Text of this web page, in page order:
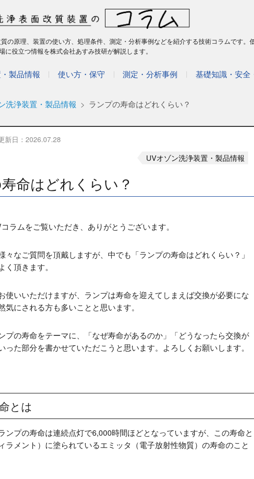
の原理、装置の使い方、処理条件、測定・分析事例などを紹介する技術コラムです
に役立つ情報を株式会社あすみ技研が解説します。
製品情報 使い方・保守 測定・分析事例 基礎知識・安全
洗浄装置・製品情報 ランプの寿命はどれくらい？
新日： 2026.07.28
UVオゾン洗浄装置・製品情報
命はどれくらい？
ラムをご覧いただき、ありがとうございます。
々なご質問を頂戴しますが、中でも「ランプの寿命はどれくらい？」
く頂きます。
使いいただけますが、ランプは寿命を迎えてしまえば交換が必要にな
気にされる方も多いことと思います。
プの寿命をテーマに、「なぜ寿命があるのか」「どうなったら交換が
った部分を書かせていただこうと思います。よろしくお願いします。
とは
ンプの寿命は連続点灯で6,000時間ほどとなっていますが、この寿命と
ラメント）に塗られているエミッタ（電子放射性物質）の寿命のこと